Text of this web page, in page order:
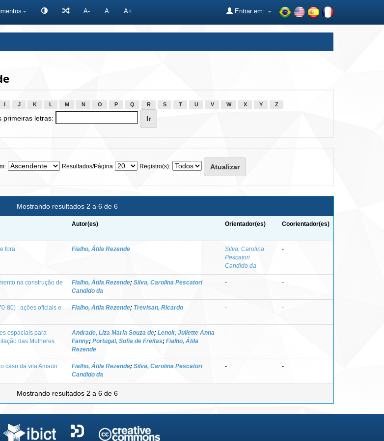
A- A A+ Entrar em:
J K L M N O P Q R S T U V W X Y Z
primeiras letras:
Resultados/Página Registro(s):
Mostrando resultados 2 a 6 de 6
Autor(es) Orientador(es) Coorientador(es)
fora Fialho, Átila Rezende
Silva, Carolina
Pescatori
Candido da
-
na construção de
Fialho, Átila Rezende; Silva, Carolina Pescatori
Candido da
- -
80) : ações oficiais e
Fialho, Átila Rezende; Trevisan, Ricardo - -
espaciais para
das Mulheres
Andrade, Liza Maria Souza de; Lenoir, Juliette Anna
Fanny; Portugal, Sofia de Freitas; Fialho, Átila
Rezende
- -
caso da vila Amauri Fialho, Átila Rezende; Silva, Carolina Pescatori
Candido da
- -
Mostrando resultados 2 a 6 de 6